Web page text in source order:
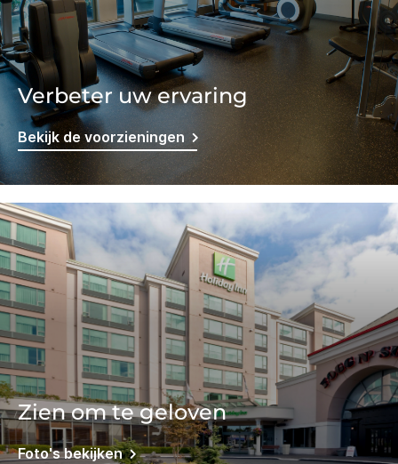
Verbeter uw ervaring
Bekijk de voorzieningen
Zien om te geloven
Foto's bekijken